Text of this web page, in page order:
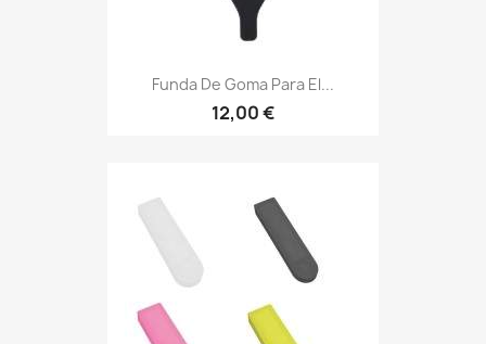
Funda De Goma Para El...
12,00 €